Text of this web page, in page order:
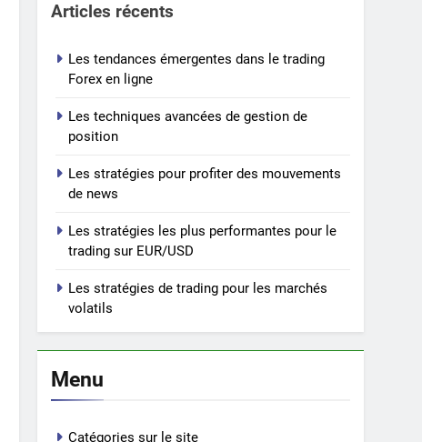
Articles récents
Les tendances émergentes dans le trading
Forex en ligne
Les techniques avancées de gestion de
position
Les stratégies pour profiter des mouvements
de news
Les stratégies les plus performantes pour le
trading sur EUR/USD
Les stratégies de trading pour les marchés
volatils
Menu
Catégories sur le site